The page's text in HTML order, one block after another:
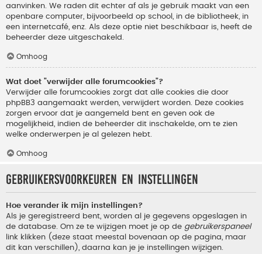
aanvinken. We raden dit echter af als je gebruik maakt van een
openbare computer, bijvoorbeeld op school, in de bibliotheek, in
een internetcafé, enz. Als deze optie niet beschikbaar is, heeft de
beheerder deze uitgeschakeld.
Omhoog
Wat doet "verwijder alle forumcookies"?
Verwijder alle forumcookies zorgt dat alle cookies die door
phpBB3 aangemaakt werden, verwijdert worden. Deze cookies
zorgen ervoor dat je aangemeld bent en geven ook de
mogelijkheid, indien de beheerder dit inschakelde, om te zien
welke onderwerpen je al gelezen hebt.
Omhoog
Gebruikersvoorkeuren en instellingen
Hoe verander ik mijn instellingen?
Als je geregistreerd bent, worden al je gegevens opgeslagen in
de database. Om ze te wijzigen moet je op de gebruikerspaneel
link klikken (deze staat meestal bovenaan op de pagina, maar
dit kan verschillen), daarna kan je je instellingen wijzigen.